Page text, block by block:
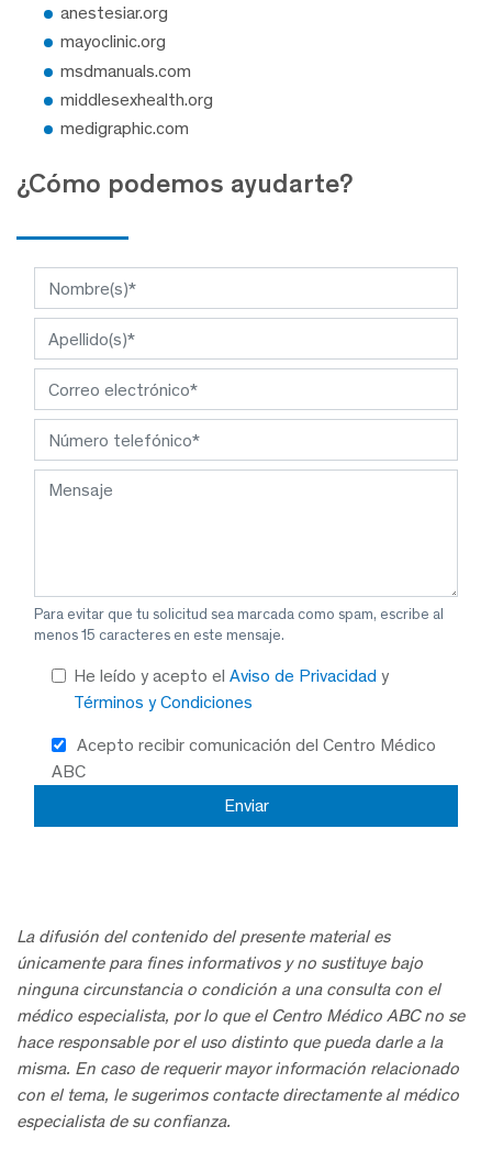
anestesiar.org
mayoclinic.org
msdmanuals.com
middlesexhealth.org
medigraphic.com
¿Cómo podemos ayudarte?
Para evitar que tu solicitud sea marcada como spam, escribe al
menos 15 caracteres en este mensaje.
He leído y acepto el Aviso de Privacidad y
Términos y Condiciones
Acepto recibir comunicación del Centro Médico
ABC
La difusión del contenido del presente material es
únicamente para fines informativos y no sustituye bajo
ninguna circunstancia o condición a una consulta con el
médico especialista, por lo que el Centro Médico ABC no se
hace responsable por el uso distinto que pueda darle a la
misma. En caso de requerir mayor información relacionado
con el tema, le sugerimos contacte directamente al médico
especialista de su confianza.